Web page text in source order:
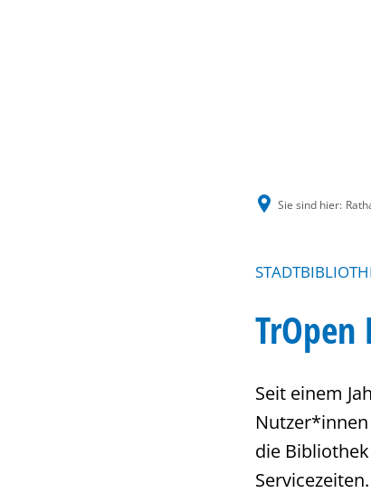
Sie sind hier:
Seit einem
die
Servicezeiten.